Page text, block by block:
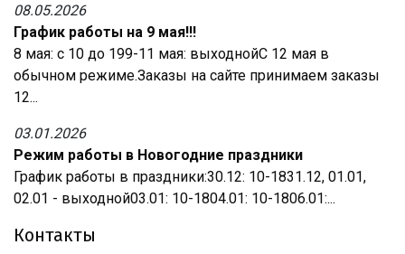
08.05.2026
График работы на 9 мая!!!
8 мая: с 10 до 199-11 мая: выходнойС 12 мая в
обычном режиме.Заказы на сайте принимаем заказы
12...
03.01.2026
Режим работы в Новогодние праздники
График работы в праздники:30.12: 10-1831.12, 01.01,
02.01 - выходной03.01: 10-1804.01: 10-1806.01:...
Контакты